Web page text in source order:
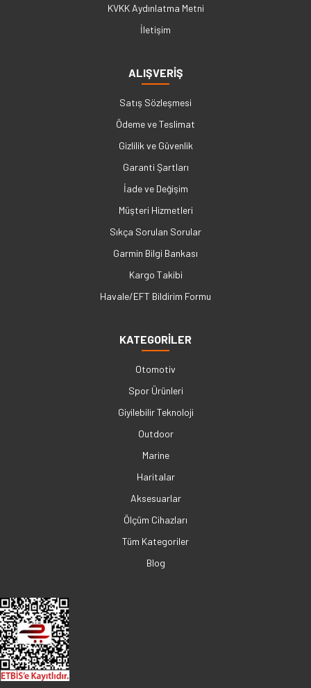
KVKK Aydınlatma Metni
İletişim
ALIŞVERİŞ
Satış Sözleşmesi
Ödeme ve Teslimat
Gizlilik ve Güvenlik
Garanti Şartları
İade ve Değişim
Müşteri Hizmetleri
Sıkça Sorulan Sorular
Garmin Bilgi Bankası
Kargo Takibi
Havale/EFT Bildirim Formu
KATEGORİLER
Otomotiv
Spor Ürünleri
Giyilebilir Teknoloji
Outdoor
Marine
Haritalar
Aksesuarlar
Ölçüm Cihazları
Tüm Kategoriler
Blog